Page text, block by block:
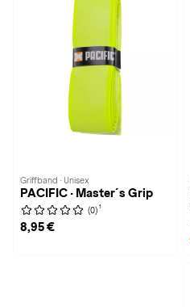
Griffband · Unisex
PACIFIC · Master´s Grip
(0) 1
8,95 €